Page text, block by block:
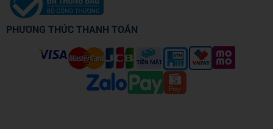
PHƯƠNG THỨC THANH TOÁN